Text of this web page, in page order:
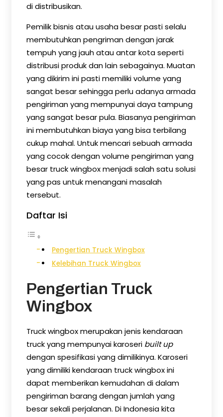
di distribusikan.
Pemilik bisnis atau usaha besar pasti selalu
membutuhkan pengriman dengan jarak
tempuh yang jauh atau antar kota seperti
distribusi produk dan lain sebagainya. Muatan
yang dikirim ini pasti memiliki volume yang
sangat besar sehingga perlu adanya armada
pengiriman yang mempunyai daya tampung
yang sangat besar pula. Biasanya pengiriman
ini membutuhkan biaya yang bisa terbilang
cukup mahal. Untuk mencari sebuah armada
yang cocok dengan volume pengiriman yang
besar truck wingbox menjadi salah satu solusi
yang pas untuk menangani masalah
tersebut.
Daftar Isi
Pengertian Truck Wingbox
Kelebihan Truck Wingbox
Pengertian Truck
Wingbox
Truck wingbox merupakan jenis kendaraan
truck yang mempunyai karoseri built up
dengan spesifikasi yang dimilikinya. Karoseri
yang dimiliki kendaraan truck wingbox ini
dapat memberikan kemudahan di dalam
pengiriman barang dengan jumlah yang
besar sekali perjalanan. Di Indonesia kita